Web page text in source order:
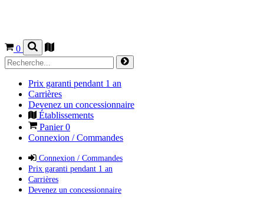
0
Prix garanti pendant 1 an
Carrières
Devenez un concessionnaire
Établissements
Panier0
Connexion / Commandes
Connexion / Commandes
Prix garanti pendant 1 an
Carrières
Devenez un concessionnaire